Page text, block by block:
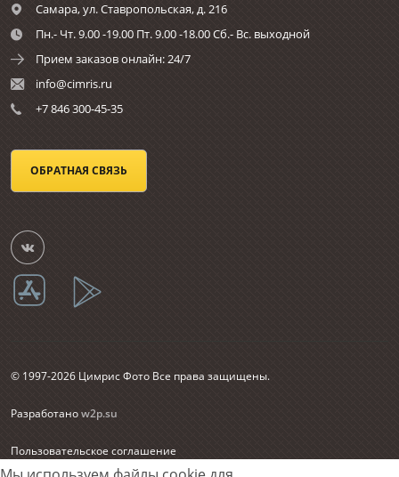
Самара,ул. Ставропольская, д. 216
Пн.- Чт. 9.00 -19.00 Пт. 9.00 -18.00 Сб.- Вс. выходной
Прием заказов онлайн: 24/7
info@cimris.ru
+7 846 300-45-35
ОБРАТНАЯ СВЯЗЬ
© 1997-2026 Цимрис Фото Все права защищены.
Разработаноw2p.su
Пользовательское соглашение
Согласие на обработку персональных данных